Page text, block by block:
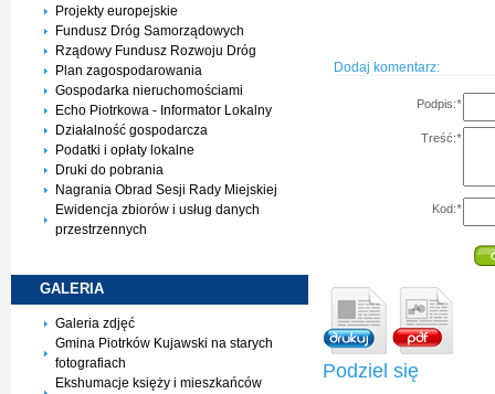
Projekty europejskie
Fundusz Dróg Samorządowych
Rządowy Fundusz Rozwoju Dróg
Plan zagospodarowania
Gospodarka nieruchomościami
Echo Piotrkowa - Informator Lokalny
Działalność gospodarcza
Podatki i opłaty lokalne
Druki do pobrania
Nagrania Obrad Sesji Rady Miejskiej
Ewidencja zbiorów i usług danych
przestrzennych
GALERIA
Galeria zdjęć
Gmina Piotrków Kujawski na starych
fotografiach
Ekshumacje księży i mieszkańców
Dodaj komentarz:
Podpis:*
Treść:*
Kod:*
Podziel się